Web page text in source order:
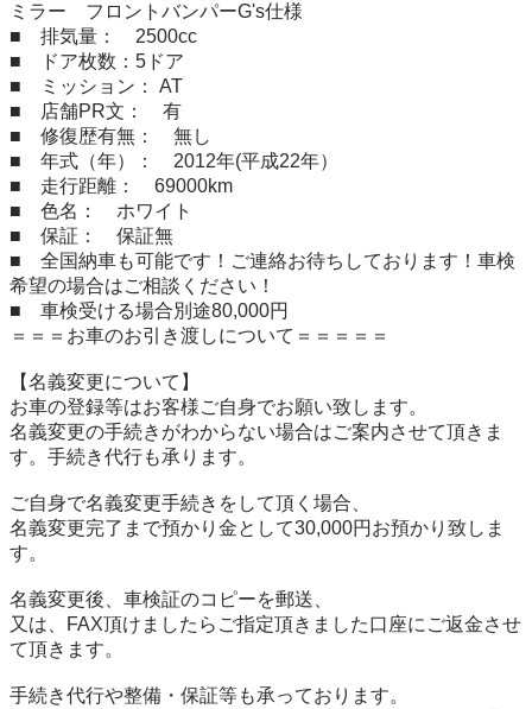
ミラー　フロントバンパーG's仕様
■　排気量：　2500cc
■　ドア枚数：5ドア
■　ミッション： AT
■　店舗PR文：　有
■　修復歴有無：　無し
■　年式（年）：　2012年(平成22年）
■　走行距離：　69000km
■　色名：　ホワイト
■　保証：　保証無
■　全国納車も可能です！ご連絡お待ちしております！車検
希望の場合はご相談ください！
■　車検受ける場合別途80,000円
＝＝＝お車のお引き渡しについて＝＝＝＝＝
【名義変更について】
お車の登録等はお客様ご自身でお願い致します。
名義変更の手続きがわからない場合はご案内させて頂きま
す。手続き代行も承ります。
ご自身で名義変更手続きをして頂く場合、
名義変更完了まで預かり金として30,000円お預かり致しま
す。
名義変更後、車検証のコピーを郵送、
又は、FAX頂けましたらご指定頂きました口座にご返金させ
て頂きます。
手続き代行や整備・保証等も承っております。